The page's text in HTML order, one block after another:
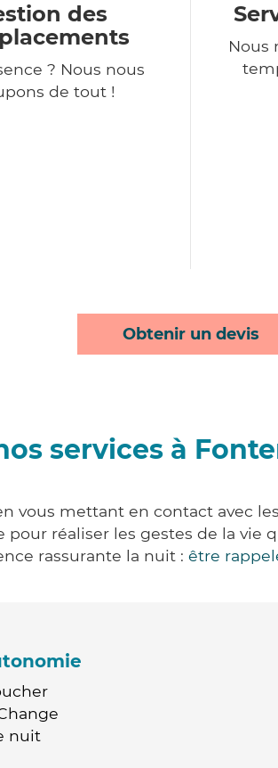
des
? Nous nous
de tout !
Nous
Obtenir un devis
services à
vous mettant en contact avec
pour réaliser les gestes de la
rassurante la nuit : être
nuit